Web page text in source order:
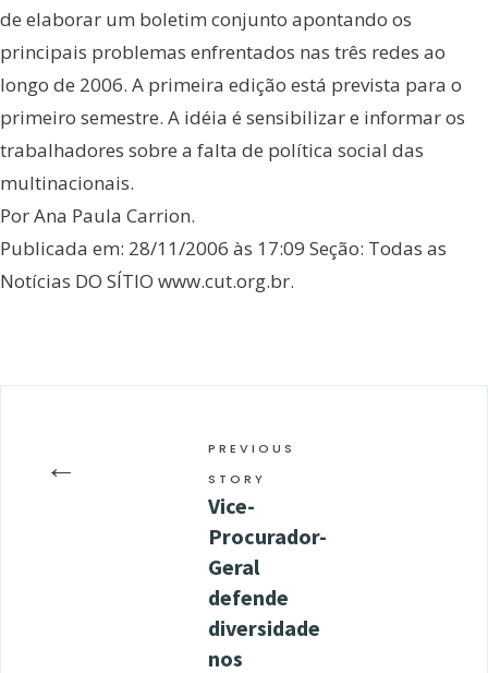
de elaborar um boletim conjunto apontando os
principais problemas enfrentados nas três redes ao
longo de 2006. A primeira edição está prevista para o
primeiro semestre. A idéia é sensibilizar e informar os
trabalhadores sobre a falta de política social das
multinacionais.
Por Ana Paula Carrion.
Publicada em: 28/11/2006 às 17:09 Seção: Todas as
Notícias DO SÍTIO www.cut.org.br.
←
PREVIOUS
STORY
Vice-
Procurador-
Geral
defende
diversidade
nos